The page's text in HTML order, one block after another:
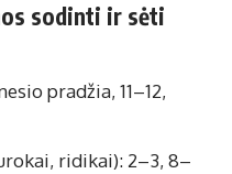
sodinti ir sėti
pradžia, 11–12,
ridikai): 2–3, 8–